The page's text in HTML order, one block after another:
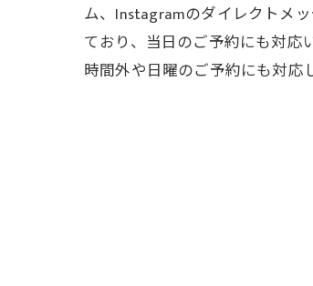
ム、Instagramのダイレクトメ
ており、当日のご予約にも対
時間外や日曜のご予約にも対応